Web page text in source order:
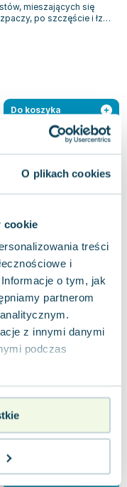
O plikach cookies
cookie
treści
i
o tym, jak
partnerom
z innymi danymi
podczas
mieszających się
po szczęście i łzy,
a...
Do koszyka
dobrze jej znane.
Do koszyka
Tom 2
Wyatt. Wraz z moim
zna...